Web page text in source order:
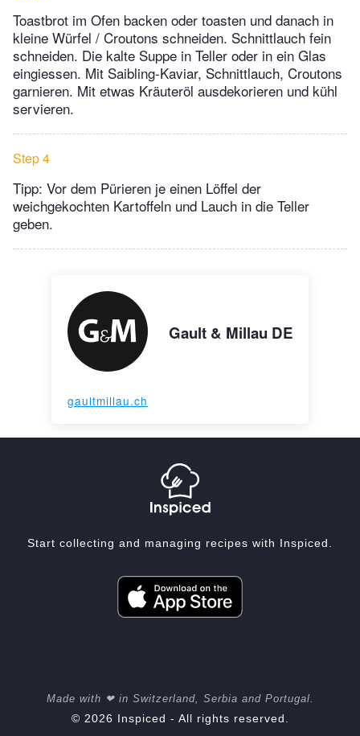
Toastbrot im Ofen backen oder toasten und danach in
kleine Würfel / Croutons schneiden. Schnittlauch fein
schneiden. Die kalte Suppe in Teller oder in ein Glas
eingiessen. Mit Saibling-Kaviar, Schnittlauch, Croutons
garnieren. Mit etwas Kräuteröl ausdekorieren und kühl
servieren.
Step 4
Tipp: Vor dem Pürieren je einen Löffel der
weichgekochten Kartoffeln und Lauch in die Teller
geben.
Gault & Millau DE
gaultmillau.ch
Start collecting and managing recipes with Inspiced.
Made with ❤ in Switzerland, Serbia and Portugal.
© 2026 Inspiced - All rights reserved.